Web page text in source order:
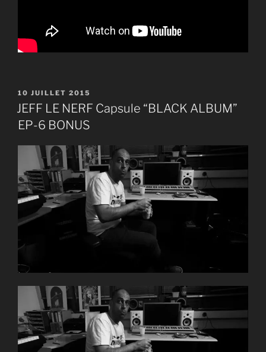
PUBLIÉ
LE
10 JUILLET 2015
JEFF LE NERF Capsule “BLACK ALBUM”
EP-6 BONUS